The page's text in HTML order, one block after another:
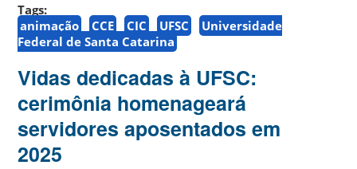
Tags:
animação
CCE CIC UFSC
Universidade
Federal de Santa Catarina
Vidas dedicadas à UFSC:
cerimônia homenageará
servidores aposentados em
2025